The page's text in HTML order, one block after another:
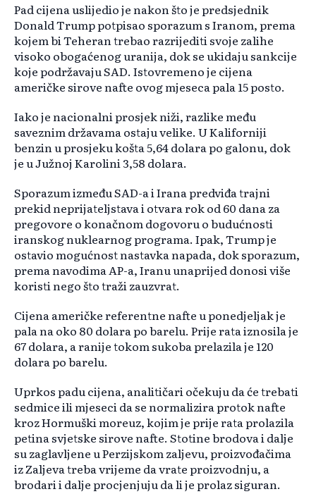
Pad cijena uslijedio je nakon što je predsjednik
Donald Trump potpisao sporazum s Iranom, prema
kojem bi Teheran trebao razrijediti svoje zalihe
visoko obogaćenog uranija, dok se ukidaju sankcije
koje podržavaju SAD. Istovremeno je cijena
američke sirove nafte ovog mjeseca pala 15 posto.
Iako je nacionalni prosjek niži, razlike među
saveznim državama ostaju velike. U Kaliforniji
benzin u prosjeku košta 5,64 dolara po galonu, dok
je u Južnoj Karolini 3,58 dolara.
Sporazum između SAD-a i Irana predviđa trajni
prekid neprijateljstava i otvara rok od 60 dana za
pregovore o konačnom dogovoru o budućnosti
iranskog nuklearnog programa. Ipak, Trump je
ostavio mogućnost nastavka napada, dok sporazum,
prema navodima AP-a, Iranu unaprijed donosi više
koristi nego što traži zauzvrat.
Cijena američke referentne nafte u ponedjeljak je
pala na oko 80 dolara po barelu. Prije rata iznosila je
67 dolara, a ranije tokom sukoba prelazila je 120
dolara po barelu.
Uprkos padu cijena, analitičari očekuju da će trebati
sedmice ili mjeseci da se normalizira protok nafte
kroz Hormuški moreuz, kojim je prije rata prolazila
petina svjetske sirove nafte. Stotine brodova i dalje
su zaglavljene u Perzijskom zaljevu, proizvođačima
iz Zaljeva treba vrijeme da vrate proizvodnju, a
brodari i dalje procjenjuju da li je prolaz siguran.